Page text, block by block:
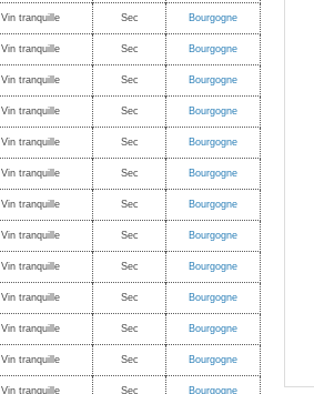
Vin tranquille Sec Bourgogne
Vin tranquille Sec Bourgogne
Vin tranquille Sec Bourgogne
Vin tranquille Sec Bourgogne
Vin tranquille Sec Bourgogne
Vin tranquille Sec Bourgogne
Vin tranquille Sec Bourgogne
Vin tranquille Sec Bourgogne
Vin tranquille Sec Bourgogne
Vin tranquille Sec Bourgogne
Vin tranquille Sec Bourgogne
Vin tranquille Sec Bourgogne
Vin tranquille Sec Bourgogne